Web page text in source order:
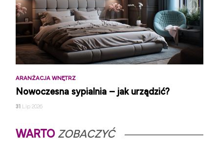
ARANŻACJA WNĘTRZ
Nowoczesna sypialnia – jak urządzić?
31 Lip 2026
WARTO ZOBACZYĆ